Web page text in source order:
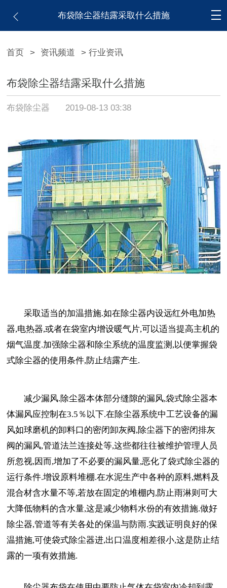
布袋除尘器结露采取什么措施
首页 > 资讯频道 > 行业资讯
布袋除尘器结露采取什么措施
布袋除尘器 2019-08-13 03:38
采取适当的加温措施.如在除尘器内设远红外电加热
器,电热器,或者在袋室内增设暖气片,可以适当提高主机的
烟气温度.加强除尘器和除尘系统的温度监测,以便掌握袋
式除尘器的使用条件,防止结露产生.
减少漏风.除尘器本体部分缝隙的漏风,袋式除尘器本
体漏风应控制在3.5％以下.在除尘器系统中工艺设备的漏
风如球磨机的卸料口的密闭卸灰阀,除尘器下的密闭排灰
阀的漏风,管道法兰连接处等,这些都往往被维护管理人员
所忽视,因而,增加了不必要的漏风量,恶化了袋式除尘器的
运行条件.增设原料堆棚.在水泥生产中各种的原料,燃料及
混合材含水量不等,若放在固定的堆棚内,防止雨淋则可大
大降低物料的含水量,这是减少物料水份的有效措施.做好
除尘器,管道等有关各处的保温与防雨.实践证明良好的保
温措施,可使袋式除尘器进,出口温度相差很小,这是防止结
露的一项有效措施.